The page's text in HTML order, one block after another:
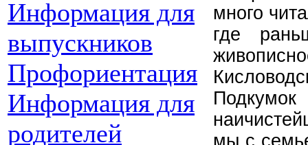
Информация для
выпускников
Профориентация
Информация для
родителей
много
где
мы с